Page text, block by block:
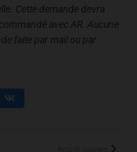
Cette demande devra
avec AR. Aucune
faite par mail ou par